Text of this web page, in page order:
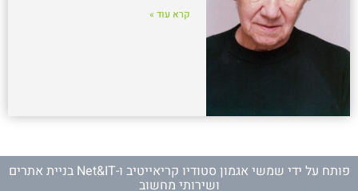
קרא עוד »
פותח על ידי שמשי אגמון סטודיו קריאייטיב ו- Net&IT בניית אתרים
ושירותי מחשוב